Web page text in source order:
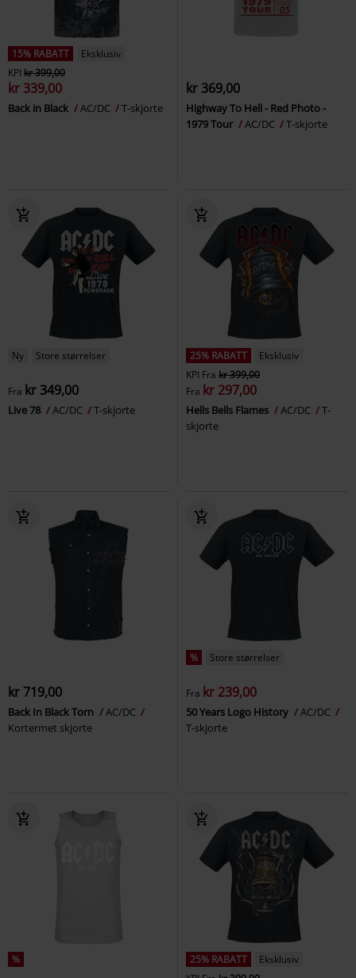
15% RABATT
Eksklusiv
KPI kr 399,00
kr 339,00
Back in Black AC/DC T-skjorte
kr 369,00
Highway To Hell - Red Photo -
1979 Tour
AC/DC T-skjorte
Ny Store størrelser
Fra kr 349,00
Live 78 AC/DC T-skjorte
25% RABATT
Eksklusiv
KPI Fra kr 399,00
Fra kr 297,00
Hells Bells Flames AC/DC
T-
skjorte
kr 719,00
Back In Black Torn
AC/DC
Kortermet skjorte
% Store størrelser
Fra kr 239,00
50 Years Logo History
AC/DC
T-skjorte
% 25% RABATT
Eksklusiv